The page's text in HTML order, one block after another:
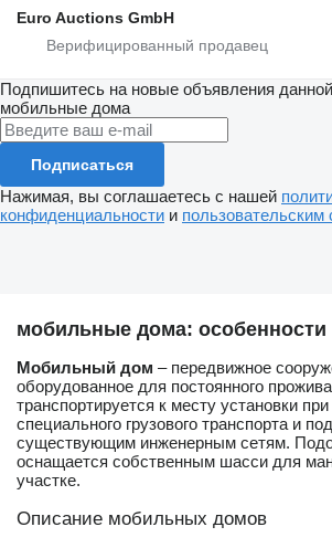
Euro Auctions GmbH
Подпишитесь на новые объявления
мобильные дома
Подписаться
Нажимая, вы соглашаетесь с нашей
конфиденциальности и
мобильные дома: особенности
Мобильный дом – передвижное
оборудованное для постоянного
транспортируется к месту установки
специального грузового транспорта и
существующим инженерным сетям.
оснащается собственным шасси для
участке.
Описание мобильных домов